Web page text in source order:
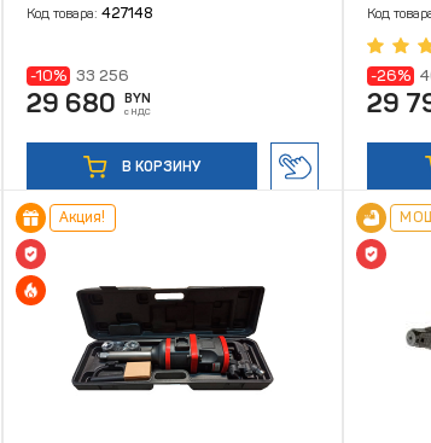
Код товара: 427148
-10% 33 256
29 680 BYN
с НДС
В КОРЗИНУ
Код
-26%
29
Акция!